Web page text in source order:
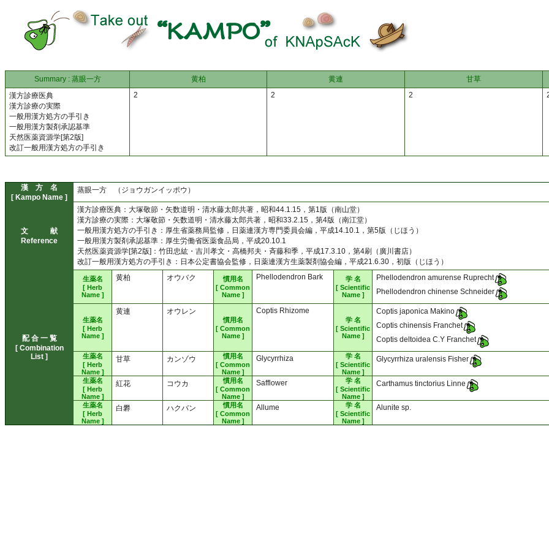
Summary : 蒸眼一方 黄柏 黄連 甘草
漢方診療医典
漢方診療の実際
一般用漢方処方の手引き
一般用漢方製剤承認基準
天然医薬資源学[第2版]
改訂一般用漢方処方の手引き
2 2 2
漢 方 名
[ Kampo Name ]
蒸眼一方 （ジョウガンイッポウ）
文 献
Reference
漢方診療医典：大塚敬節・矢数道明・清水藤太郎共著，昭和44.1.15，第1版（南山堂）
漢方診療の実際：大塚敬節・矢数道明・清水藤太郎共著，昭和33.2.15，第4版（南江堂）
一般用漢方処方の手引き：厚生省薬務局監修，日薬連漢方専門委員会編，平成14.10.1，第5版（じほう）
一般用漢方製剤承認基準：厚生労働省医薬食品局，平成20.10.1
天然医薬資源学[第2版]：竹田忠紘・吉川孝文・高橋邦夫・斉藤和季，平成17.3.10，第4刷（廣川書店）
改訂一般用漢方処方の手引き：日本公定書協会監修，日薬連漢方生薬製剤協会編，平成21.6.30，初版（じほう）
配 合 一 覧
[ Combination
List ]
生薬名
[ Herb
Name ]
黄柏 オウバク
慣用名
[ Common
Name ]
Phellodendron Bark
学 名
[ Scientific
Name ]
Phellodendron amurense Ruprecht
Phellodendron chinense Schneider
生薬名
[ Herb
Name ]
黄連 オウレン
慣用名
[ Common
Name ]
Coptis Rhizome
学 名
[ Scientific
Name ]
Coptis japonica Makino
Coptis chinensis Franchet
Coptis deltoidea C.Y Franchet
生薬名
[ Herb
Name ]
甘草 カンゾウ
慣用名
[ Common
Name ]
Glycyrrhiza
学 名
[ Scientific
Name ]
Glycyrrhiza uralensis Fisher
生薬名
[ Herb
Name ]
紅花 コウカ
慣用名
[ Common
Name ]
Safflower
学 名
[ Scientific
Name ]
Carthamus tinctorius Linne
生薬名
[ Herb
Name ]
白礬 ハクバン
慣用名
[ Common
Name ]
Allume
学 名
[ Scientific
Name ]
Alunite sp.